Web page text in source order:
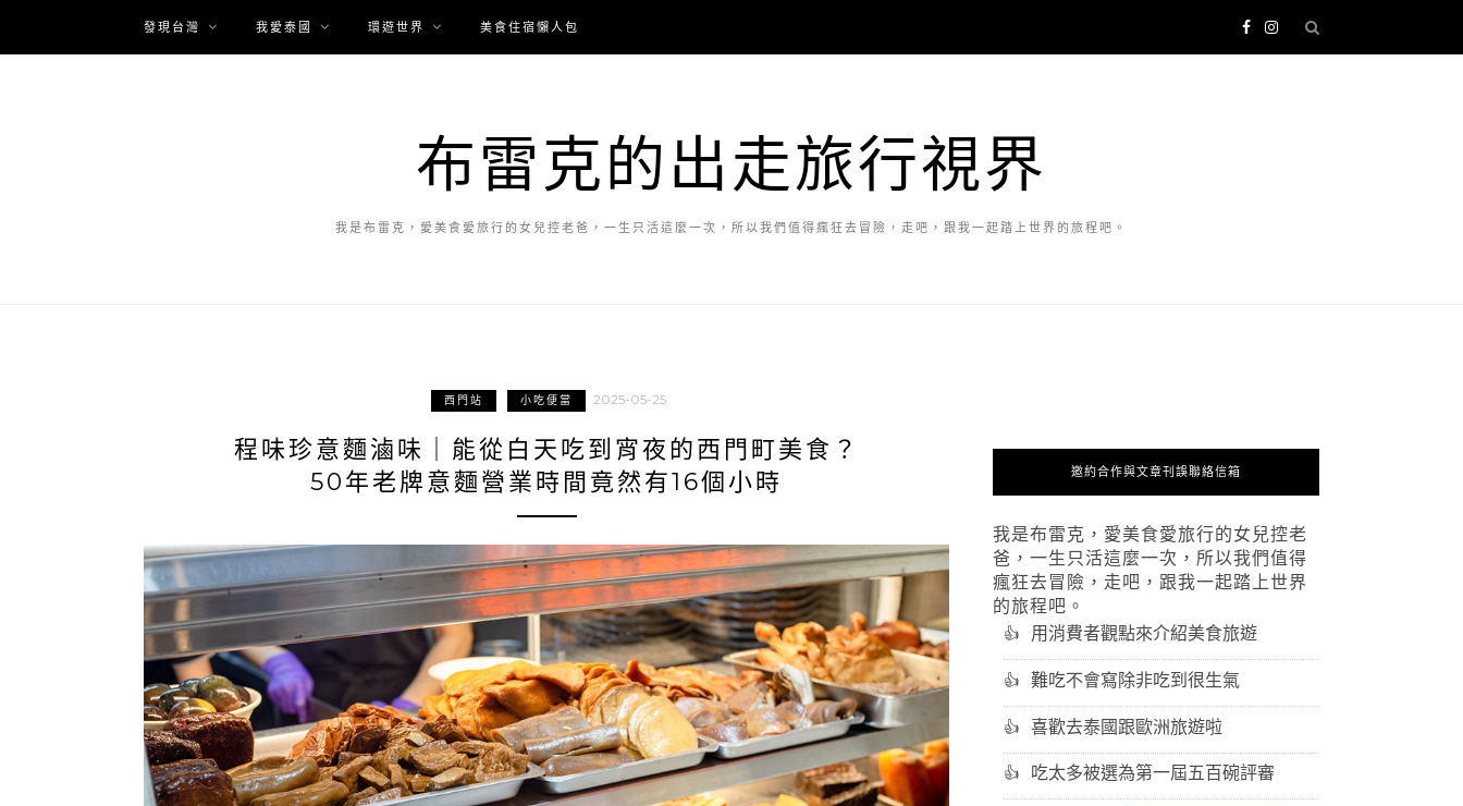
發現台灣 我愛泰國 環遊世界 美食住宿懶人包
布雷克的出走旅行視界
我是布雷克，愛美食愛旅行的女兒控老爸，一生只活這麼一次，所以我們值得瘋狂去冒險，走吧，跟我一起踏上世界的旅程吧。
西門站 小吃便當 2025-05-25
程味珍意麵滷味｜能從白天吃到宵夜的西門町美食？
50年老牌意麵營業時間竟然有16個小時
邀約合作與文章刊誤聯絡信箱
我是布雷克，愛美食愛旅行的女兒控老
爸，一生只活這麼一次，所以我們值得
瘋狂去冒險，走吧，跟我一起踏上世界
的旅程吧。
用消費者觀點來介紹美食旅遊
難吃不會寫除非吃到很生氣
喜歡去泰國跟歐洲旅遊啦
吃太多被選為第一屆五百碗評審